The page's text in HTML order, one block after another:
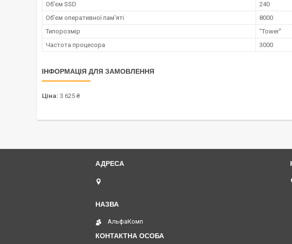
Об'єм SSD
240
Об'єм оперативної пам'яті
8000
Типорозмір
"Tower"
Частота процесора
3000
ІНФОРМАЦІЯ ДЛЯ ЗАМОВЛЕННЯ
Ціна: 3 625 ₴
АльфаКомп